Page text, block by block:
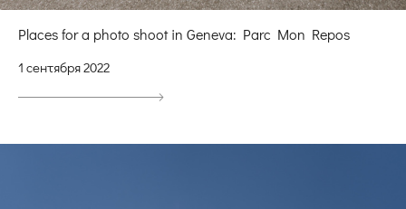
Places for a photo shoot in Geneva: Parc Mon Repos
1 сентября 2022